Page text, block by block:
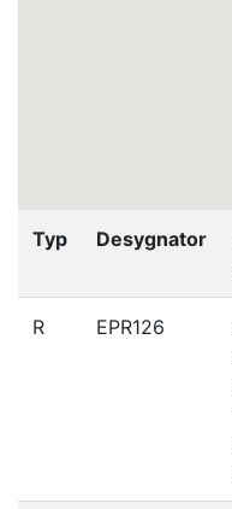
Typ Desygnator
R EPR126